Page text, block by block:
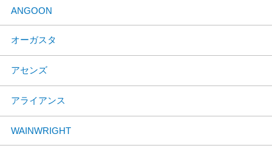
ANGOON
オーガスタ
アセンズ
アライアンス
WAINWRIGHT